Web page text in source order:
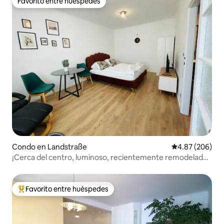
Favorito entre huéspedes
Condo en Landstraße Calificación
4.87 (206)
¡Cerca del centro, luminoso, recientemente remodelado!
Favorito entre huéspedes preferido
Favorito entre huéspedes